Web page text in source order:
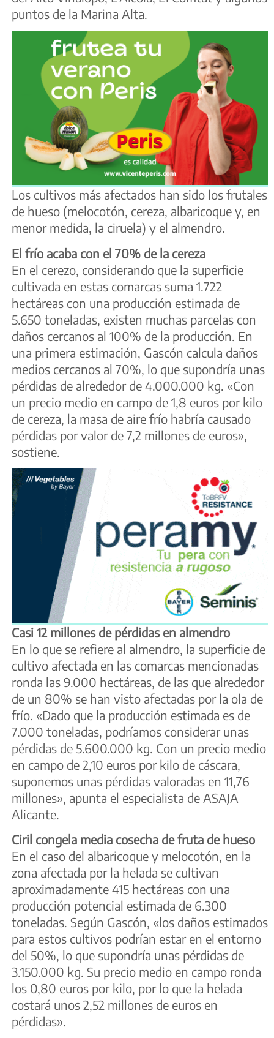
puntos de la Marina Alta.
Los cultivos más afectados han sido los frutales
de hueso (melocotón, cereza, albaricoque y, en
menor medida, la ciruela) y el almendro.
El frío acaba con el 70% de la cereza
En el cerezo, considerando que la superficie
cultivada en estas comarcas suma 1.722
hectáreas con una producción estimada de
5.650 toneladas, existen muchas parcelas con
daños cercanos al 100% de la producción. En
una primera estimación, Gascón calcula daños
medios cercanos al 70%, lo que supondría unas
pérdidas de alrededor de 4.000.000 kg. «Con
un precio medio en campo de 1,8 euros por kilo
de cereza, la masa de aire frío habría causado
pérdidas por valor de 7,2 millones de euros»,
sostiene.
Casi 12 millones de pérdidas en almendro
En lo que se refiere al almendro, la superficie de
cultivo afectada en las comarcas mencionadas
ronda las 9.000 hectáreas, de las que alrededor
de un 80% se han visto afectadas por la ola de
frío. «Dado que la producción estimada es de
7.000 toneladas, podríamos considerar unas
pérdidas de 5.600.000 kg. Con un precio medio
en campo de 2,10 euros por kilo de cáscara,
suponemos unas pérdidas valoradas en 11,76
millones», apunta el especialista de ASAJA
Alicante.
Ciril congela media cosecha de fruta de hueso
En el caso del albaricoque y melocotón, en la
zona afectada por la helada se cultivan
aproximadamente 415 hectáreas con una
producción potencial estimada de 6.300
toneladas. Según Gascón, «los daños estimados
para estos cultivos podrían estar en el entorno
del 50%, lo que supondría unas pérdidas de
3.150.000 kg. Su precio medio en campo ronda
los 0,80 euros por kilo, por lo que la helada
costará unos 2,52 millones de euros en
pérdidas».